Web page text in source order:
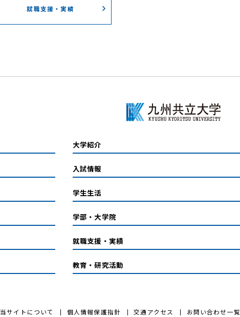
就職支援・実績
大学紹介
入試情報
学生生活
学部・大学院
就職支援・実績
教育・研究活動
当サイトについて 個人情報保護指針 交通アクセス お問い合わせ一覧